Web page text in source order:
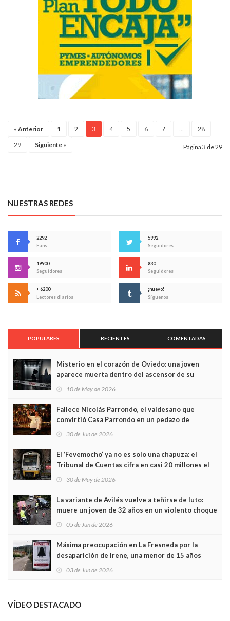
« Anterior 1 2 3 4 5 6 7 ... 28
29 Siguiente » Página 3 de 29
NUESTRAS REDES
2292
Fans
5992
Seguidores
19900
Seguidores
830
Seguidores
+ 6200
Lectores diarios
¡nuevo!
Síguenos
POPULARES RECIENTES COMENTADAS
Misterio en el corazón de Oviedo: una joven
aparece muerta dentro del ascensor de su
edificio y las cámaras captan sus últimos minutos
10 de May de 2026
Fallece Nicolás Parrondo, el valdesano que
convirtió Casa Parrondo en un pedazo de
Asturias en Madrid
30 de Jun de 2026
El ‘Fevemocho’ ya no es solo una chapuza: el
Tribunal de Cuentas cifra en casi 20 millones el
sobrecoste de los trenes que no cabían por los
30 de May de 2026
La variante de Avilés vuelve a teñirse de luto:
muere un joven de 32 años en un violento choque
frontal
05 de Jun de 2026
Máxima preocupación en La Fresneda por la
desaparición de Irene, una menor de 15 años
03 de Jun de 2026
VÍDEO DESTACADO